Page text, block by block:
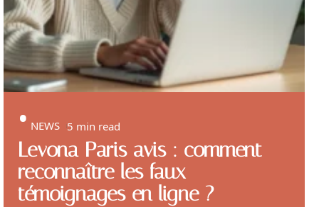
NEWS 5 min read
Levona Paris avis : comment
reconnaître les faux
témoignages en ligne ?